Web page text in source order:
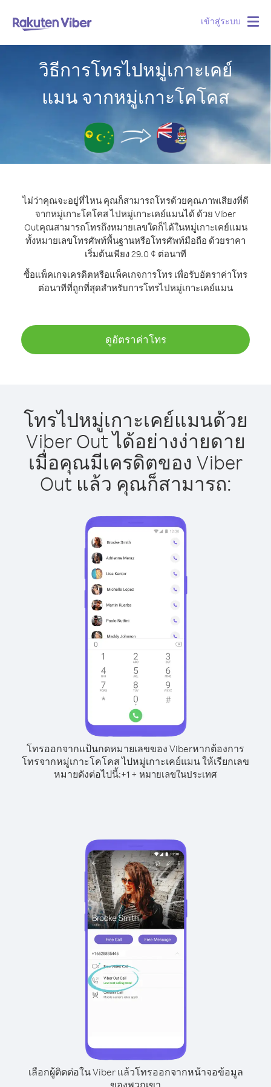
เข้าสู่ระบบ
วิธีการโทรไปหมู่เกาะเคย์
แมน จากหมู่เกาะโคโคส
ไม่ว่าคุณจะอยู่ที่ไหน คุณก็สามารถโทรด้วยคุณภาพเสียงที่ดี
จากหมู่เกาะโคโคส ไปหมู่เกาะเคย์แมนได้ ด้วย Viber
Outคุณสามารถโทรถึงหมายเลขใดก็ได้ในหมู่เกาะเคย์แมน
ทั้งหมายเลขโทรศัพท์พื้นฐานหรือโทรศัพท์มือถือ ด้วยราคา
เริ่มต้นเพียง 29.0 ¢ ต่อนาที
ซื้อแพ็คเกจเครดิตหรือแพ็คเกจการโทร เพื่อรับอัตราค่าโทร
ต่อนาทีที่ถูกที่สุดสำหรับการโทรไปหมู่เกาะเคย์แมน
ดูอัตราค่าโทร
โทรไปหมู่เกาะเคย์แมนด้วย
Viber Out ได้อย่างง่ายดาย
เมื่อคุณมีเครดิตของ Viber
Out แล้ว คุณก็สามารถ:
โทรออกจากแป้นกดหมายเลขของ Viberหากต้องการ
โทรจากหมู่เกาะโคโคส ไปหมู่เกาะเคย์แมน ให้เรียกเลข
หมายดังต่อไปนี้:+1 + หมายเลขในประเทศ
เลือกผู้ติดต่อใน Viber แล้วโทรออกจากหน้าจอข้อมูล
ของพวกเขา